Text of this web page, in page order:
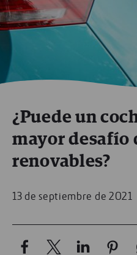
¿Puede un
mayor desafío
renovables?
13 de septiembre de 2021